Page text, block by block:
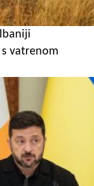
vatrenom